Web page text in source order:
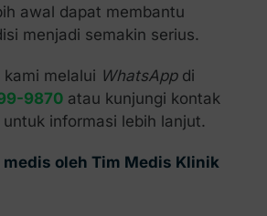
awal dapat membantu
menjadi semakin serius.
melalui WhatsAppdi
9870atau kunjungi kontak
informasi lebih lanjut.
oleh Tim Medis Klinik